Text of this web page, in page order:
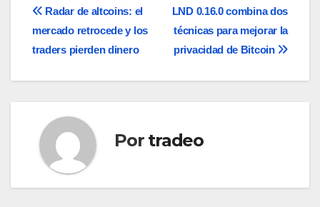
Navegación
de
entradas
LND 0.16.0 combina dos
técnicas para mejorar la
privacidad de Bitcoin
Radar de altcoins: el
mercado retrocede y los
traders pierden dinero
Por tradeo